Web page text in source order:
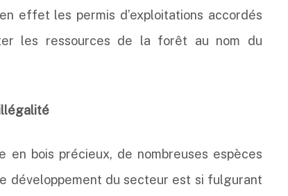
effet les permis d’exploitations accordés
les ressources de la forêt au nom du
en bois précieux, de nombreuses espèces
développement du secteur est si fulgurant